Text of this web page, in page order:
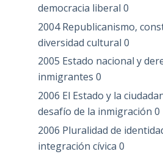
democracia liberal 0
2004 Republicanismo,
diversidad cultural 0
2005 Estado nacional y
inmigrantes 0
2006 El Estado y la
desafío de la inmigración 0
2006 Pluralidad de
integración cívica 0